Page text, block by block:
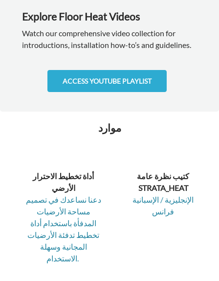
Explore Floor Heat Videos
Watch our comprehensive video collection for
introductions, installation how-to’s and guidelines.
ACCESS YOUTUBE PLAYLIST
موارد
أداة تخطيط الاحترار
الأرضي
دعنا نساعدك في تصميم
مساحة الأرضيات
المدفأة باستخدام أداة
تخطيط تدفئة الأرضيات
المجانية وسهلة
الاستخدام.
كتيب نظرة عامة
STRATA_HEAT
الإنجليزية / الإسبانية
فرانس